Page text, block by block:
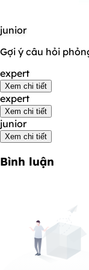
junior
Gợi ý câu hỏi
expert
Xem chi tiết
expert
Xem chi tiết
junior
Xem chi tiết
Bình luận